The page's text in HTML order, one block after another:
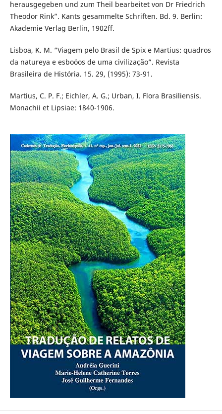
herausgegeben und zum Theil bearbeitet von Dr Friedrich
Theodor Rink”. Kants gesammelte Schriften. Bd. 9. Berlin:
Akademie Verlag Berlin, 1902ff.
Lisboa, K. M. “Viagem pelo Brasil de Spix e Martius: quadros
da natureya e esboöos de uma civilização”. Revista
Brasileira de História. 15. 29, (1995): 73-91.
Martius, C. P. F.; Eichler, A. G.; Urban, I. Flora Brasiliensis.
Monachii et Lipsiae: 1840-1906.